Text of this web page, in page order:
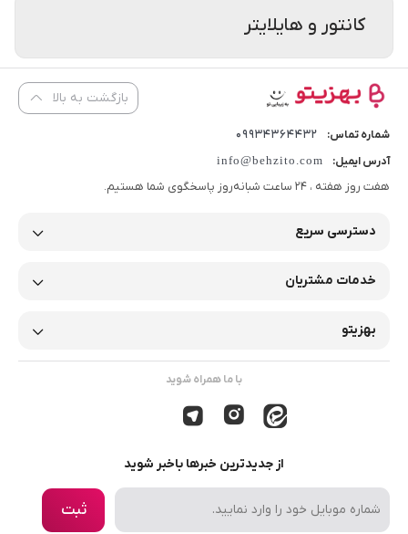
کانتور و هایلایتر
بازگشت به بالا
شماره تماس: 09934364432
آدرس ایمیل: info@behzito.com
هفت روز هفته ، 24 ساعت شبانه‌روز پاسخگوی شما هستیم.
دسترسی سریع
خدمات مشتریان
بهزیتو
با ما همراه شوید
از جدیدترین خبرها باخبر شوید
ثبت